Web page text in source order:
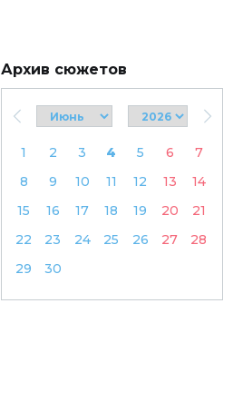
Архив сюжетов
1 2 3 4 5 6
7
8
9 10 11 12 13
14
15
16 17 18 19 20
21
22
23 24 25 26 27
28
29
30